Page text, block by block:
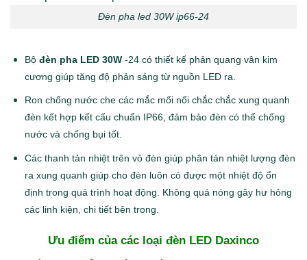
Đèn pha led 30W ip66-24
Bộ đèn pha LED 30W-24 có thiết kế phản quang vân kim
cương giúp tăng độ phản sáng từ nguồn LED ra.
Ron chống nước che các mắc mối nối chắc chắc xung quanh
đèn kết hợp kết cấu chuẩn IP66, đảm bảo đèn có thể chống
nước và chống bụi tốt.
Các thanh tản nhiệt trên vỏ đèn giúp phân tán nhiệt lượng đèn
ra xung quanh giúp cho đèn luôn có được một nhiệt độ ổn
định trong quá trình hoạt động. Không quá nóng gây hư hỏng
các linh kiện, chi tiết bên trong.
Ưu điểm của các loại đèn LED Daxinco